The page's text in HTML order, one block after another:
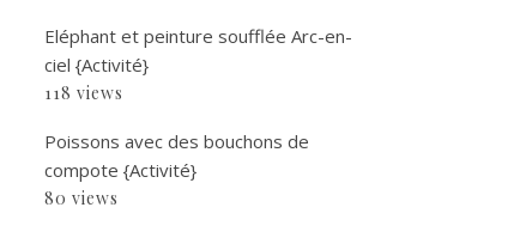
Eléphant et peinture soufflée Arc-en-
ciel {Activité}
118 views
Poissons avec des bouchons de
compote {Activité}
80 views